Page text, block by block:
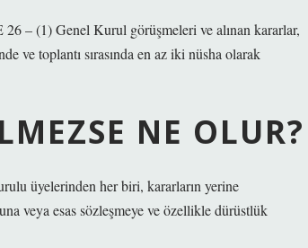
– (1) Genel Kurul görüşmeleri ve alınan kararlar,
ve toplantı sırasında en az iki nüsha olarak
NE OLUR?
üyelerinden her biri, kararların yerine
veya esas sözleşmeye ve özellikle dürüstlük